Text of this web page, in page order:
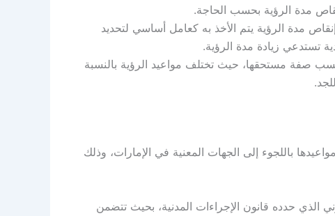
مدة الرؤية بحسب الحاجة.
مدة الرؤية يتم الأخذ به كعامل أساسي لتحديد
تستدعي زيادة مدة الرؤية.
صفة مستحقها، حيث تختلف مواعيد الرؤية بالنسبة
باللجوء إلى الجهات المعنية في الإمارات، وذلك
حدده قانون الإجراءات المدنية، بحيث تتضمن